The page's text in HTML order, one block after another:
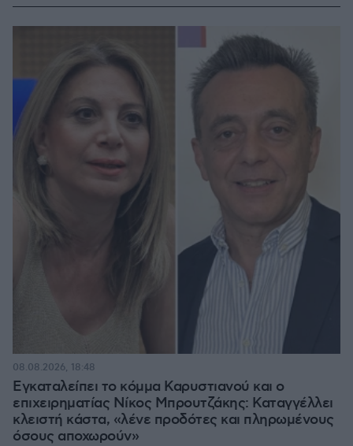
Εγκαταλείπει το κόμμα Καρυστιανού και ο
επιχειρηματίας Νίκος Μπρουτζάκης: Καταγγέλλει
κλειστή κάστα, «λένε προδότες και πληρωμένους
όσους αποχωρούν»
08.08.2026, 18:48